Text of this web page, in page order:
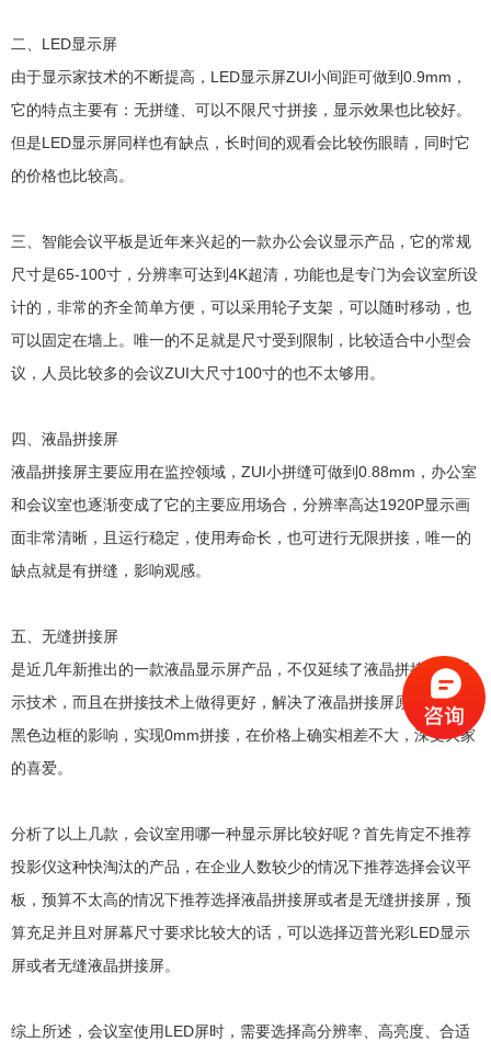
二、LED显示屏
由于显示家技术的不断提高，LED显示屏ZUI小间距可做到0.9mm，
它的特点主要有：无拼缝、可以不限尺寸拼接，显示效果也比较好。
但是LED显示屏同样也有缺点，长时间的观看会比较伤眼睛，同时它
的价格也比较高。
三、智能会议平板是近年来兴起的一款办公会议显示产品，它的常规
尺寸是65-100寸，分辨率可达到4K超清，功能也是专门为会议室所设
计的，非常的齐全简单方便，可以采用轮子支架，可以随时移动，也
可以固定在墙上。唯一的不足就是尺寸受到限制，比较适合中小型会
议，人员比较多的会议ZUI大尺寸100寸的也不太够用。
四、液晶拼接屏
液晶拼接屏主要应用在监控领域，ZUI小拼缝可做到0.88mm，办公室
和会议室也逐渐变成了它的主要应用场合，分辨率高达1920P显示画
面非常清晰，且运行稳定，使用寿命长，也可进行无限拼接，唯一的
缺点就是有拼缝，影响观感。
五、无缝拼接屏
是近几年新推出的一款液晶显示屏产品，不仅延续了液晶拼接屏的显
示技术，而且在拼接技术上做得更好，解决了液晶拼接屏原本的缺点
黑色边框的影响，实现0mm拼接，在价格上确实相差不大，深受大家
的喜爱。
分析了以上几款，会议室用哪一种显示屏比较好呢？首先肯定不推荐
投影仪这种快淘汰的产品，在企业人数较少的情况下推荐选择会议平
板，预算不太高的情况下推荐选择液晶拼接屏或者是无缝拼接屏，预
算充足并且对屏幕尺寸要求比较大的话，可以选择迈普光彩LED显示
屏或者无缝液晶拼接屏。
综上所述，会议室使用LED屏时，需要选择高分辨率、高亮度、合适